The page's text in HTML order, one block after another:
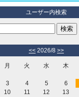
ユーザー内検索
<< 2026/8 >>
月 火 水 木
3 4 5 6
10 11 12 13